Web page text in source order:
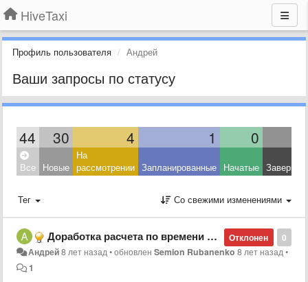
HiveTaxi
Профиль пользователя Андрей
Ваши запросы по статусу
44 30 4 1 0
Все Новые
На
рассмотрении Запланированные Начатые
Тег Со свежими изменениями
0
Отклонен
Доработка расчета по времени до N скорости.
Андрей8 лет назад•обновленSemion Rubanenko 8 лет назад•
1